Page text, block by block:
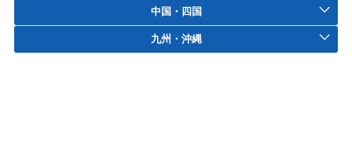
中国・四国
九州・沖縄